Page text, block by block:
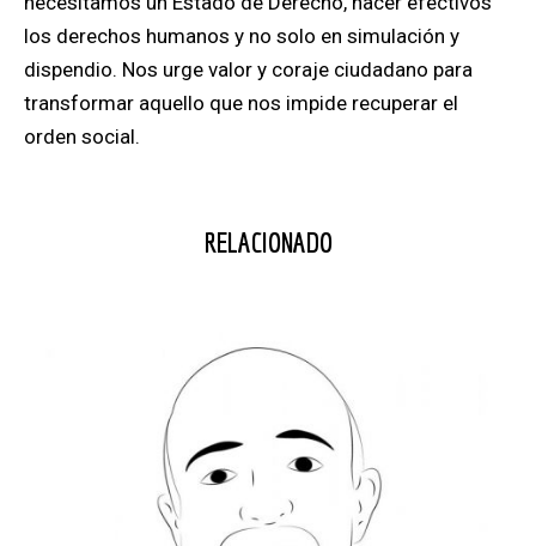
los derechos humanos y no solo en simulación y
dispendio. Nos urge valor y coraje ciudadano para
transformar aquello que nos impide recuperar el
orden social.
RELACIONADO